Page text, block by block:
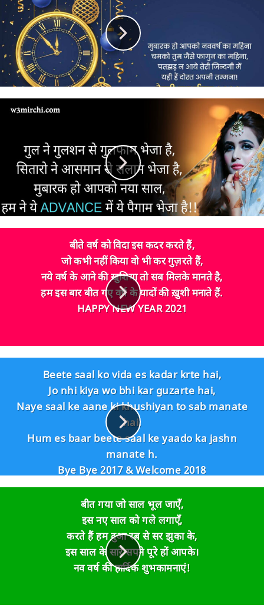
बीते वर्ष को विदा इस कदर करते हैं,
जो कभी नहीं किया वो भी कर गुज़रते हैं,
नये वर्ष के आने की खुशिया तो सब मिलके मानते है,
हम इस बार बीत गए वर्ष के यादों की ख़ुशी मनाते हैं.
HAPPY NEW YEAR 2021
Beete saal ko vida es kadar krte hai,
Jo nhi kiya wo bhi kar guzarte hai,
Naye saal ke aane ki khushiyan to sab manate
hai,
Hum es baar beete saal ke yaado ka jashn
manate h.
Bye Bye 2017 & Welcome 2018
बीत गया जो साल भूल जाएँ,
इस नए साल को गले लगाएँ,
करते हैं हम दुआ रब से सर झुका के,
इस साल के सारे सपने पूरे हों आपके।
नव वर्ष की हार्दिक शुभकामनाएं!